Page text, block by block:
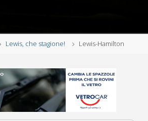
Lewis, che stagione! Lewis-Hamilton